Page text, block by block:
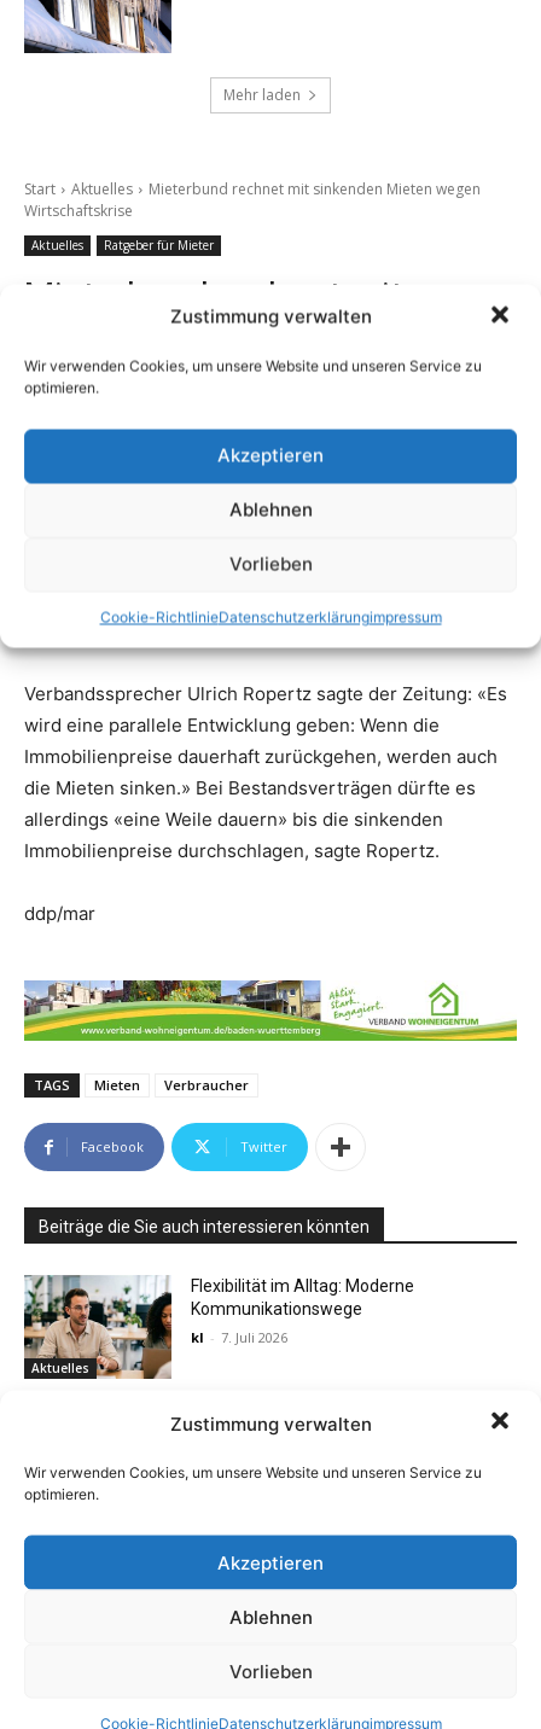
Zustimmung verwalten
Wir verwenden Cookies, um unsere Website und unseren Service zu
optimieren.
Akzeptieren
Ablehnen
Vorlieben
Cookie-RichtlinieDatenschutzerklärungimpressum
Mehr laden